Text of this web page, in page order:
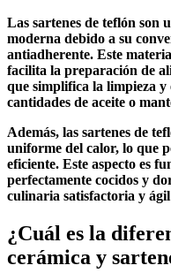
Las sartenes de teflón son
moderna debido a su
antiadherente. Este
facilita la preparación de
que simplifica la limpieza y
cantidades de aceite o
Además, las sartenes de
uniforme del calor, lo que
eficiente. Este aspecto es
perfectamente cocidos y
culinaria satisfactoria y
¿Cuál es la
cerámica y